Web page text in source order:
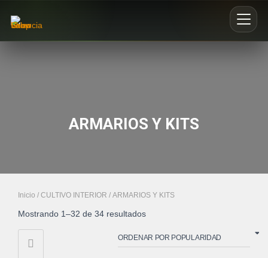
ARMARIOS Y KITS
Inicio / CULTIVO INTERIOR / ARMARIOS Y KITS
Mostrando 1–32 de 34 resultados